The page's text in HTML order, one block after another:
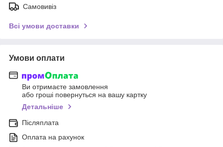
Самовивіз
Всі умови доставки
Умови оплати
Ви отримаєте замовлення
або гроші повернуться на вашу картку
Детальніше
Післяплата
Оплата на рахунок